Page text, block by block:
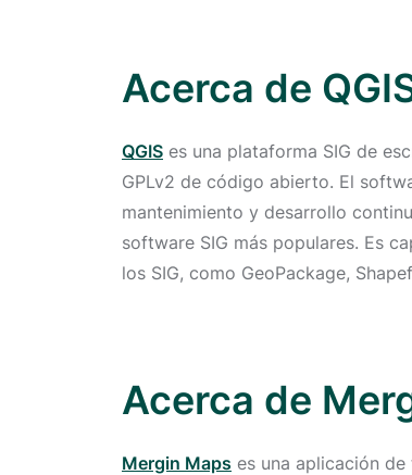
Acerca de
QGIS es una plataforma SIG de
GPLv2 de código abierto. El
mantenimiento y desarrollo
software SIG más populares. Es
los SIG, como GeoPackage,
Acerca de
Mergin Maps es una aplicación